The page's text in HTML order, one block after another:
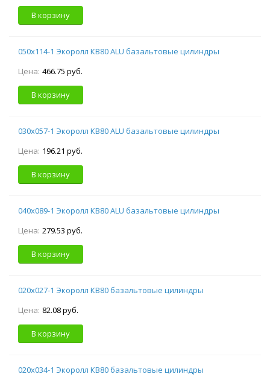
В корзину
050х114-1 Экоролл КВ80 ALU базальтовые цилиндры
Цена: 466.75 руб.
В корзину
030х057-1 Экоролл КВ80 ALU базальтовые цилиндры
Цена: 196.21 руб.
В корзину
040х089-1 Экоролл КВ80 ALU базальтовые цилиндры
Цена: 279.53 руб.
В корзину
020х027-1 Экоролл КВ80 базальтовые цилиндры
Цена: 82.08 руб.
В корзину
020х034-1 Экоролл КВ80 базальтовые цилиндры